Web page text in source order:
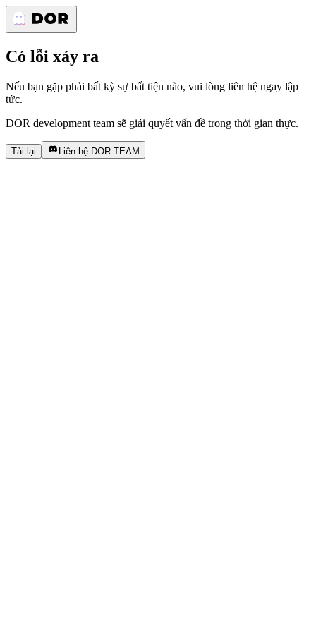
Có lỗi xảy ra
Nếu bạn gặp phải bất kỳ sự bất tiện nào, vui lòng liên hệ ngay lập
tức.
DOR development team sẽ giải quyết vấn đề trong thời gian thực.
Tải lại Liên hệ DOR TEAM